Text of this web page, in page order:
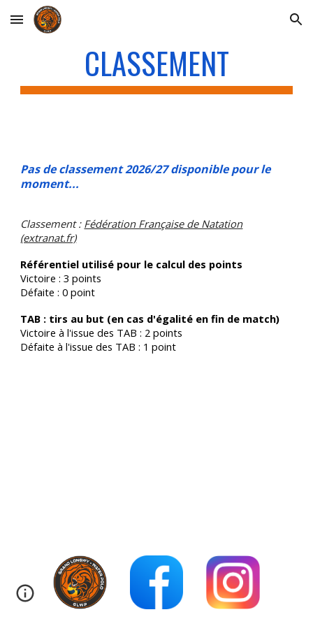
Skip to main content Skip to navigation
CLASSEMENT
Pas de classement 2026/27 disponible pour le
moment...
Classement : Fédération Française de Natation
(extranat.fr)
Référentiel utilisé pour le calcul des points
Victoire : 3 points
Défaite : 0 point
TAB : tirs au but (en cas d'égalité en fin de match)
Victoire à l'issue des TAB : 2 points
Défaite à l'issue des TAB : 1 point